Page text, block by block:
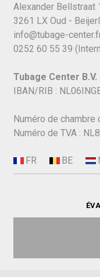
Alexander Bellstraat
3261 LX Oud -
info@tubage-
0252 60 55 39
Tubage Center B.V.
IBAN/RIB :
Numéro de chambre
Numéro de TVA :